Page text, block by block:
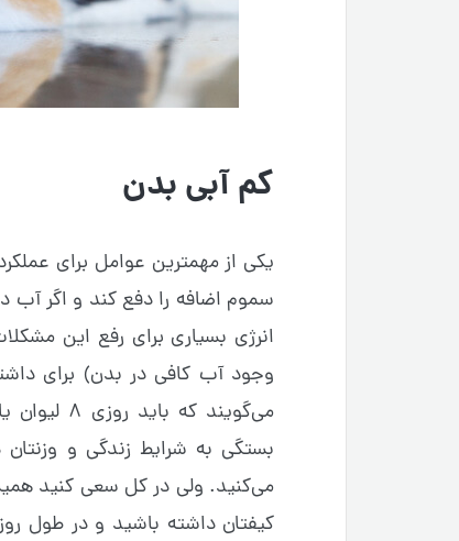
کم آبی بدن
یکی از مهمترین عوامل برای
سموم اضافه را دفع کند و اگر
انرژی بسیاری برای رفع این
وجود آب کافی در بدن) برای
بستگی به شرایط زندگی و
می‌کنید. ولی در کل سعی کنید
کیفتان داشته باشید و در طول